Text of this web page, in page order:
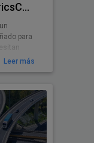
Spatial Manager™ for BricsCAD
para
en
Leer más